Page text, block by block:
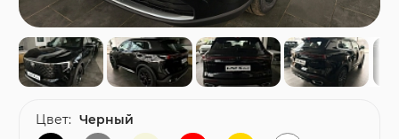
Цвет: Черный